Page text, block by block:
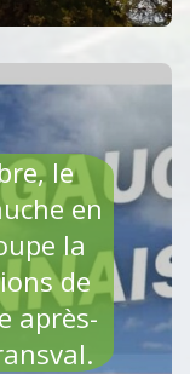
de
la lecture
ARBRES
LE
88%”
le
en
la
de
après-